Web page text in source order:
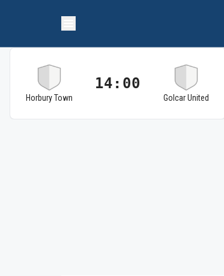
Horbury Town
14:00
Golcar United